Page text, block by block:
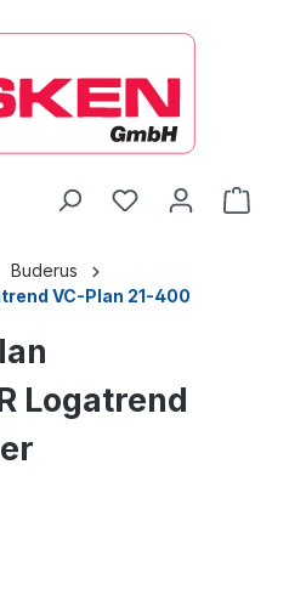
Buderus
VC-Plan 21-400
Logatrend